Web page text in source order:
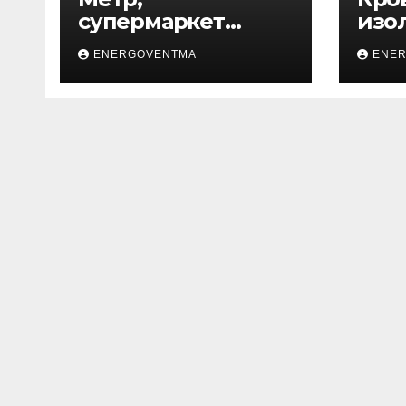
супермаркет
товаров для дома
и ремонта
ENERGOVENTMA